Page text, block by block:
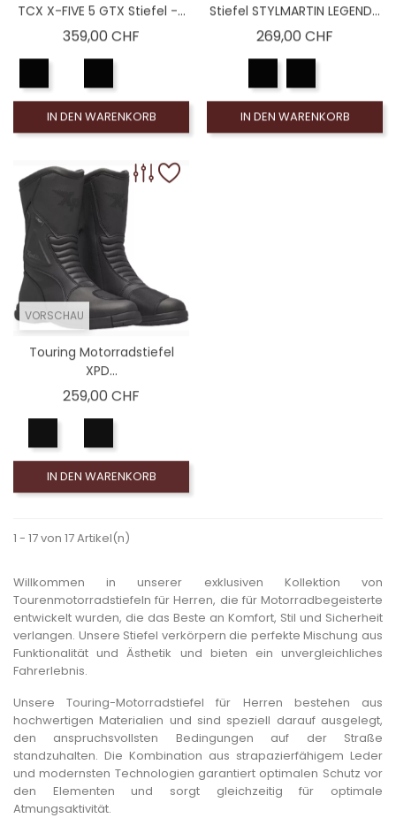
TCX X-FIVE 5 GTX Stiefel -...
359,00 CHF
IN DEN WARENKORB
Stiefel STYLMARTIN LEGEND...
269,00 CHF
IN DEN WARENKORB
VORSCHAU
Touring Motorradstiefel
XPD...
259,00 CHF
IN DEN WARENKORB
1 - 17 von 17 Artikel(n)
Willkommen in unserer exklusiven Kollektion von
Tourenmotorradstiefeln für Herren, die für Motorradbegeisterte
entwickelt wurden, die das Beste an Komfort, Stil und Sicherheit
verlangen. Unsere Stiefel verkörpern die perfekte Mischung aus
Funktionalität und Ästhetik und bieten ein unvergleichliches
Fahrerlebnis.
Unsere Touring-Motorradstiefel für Herren bestehen aus
hochwertigen Materialien und sind speziell darauf ausgelegt,
den anspruchsvollsten Bedingungen auf der Straße
standzuhalten. Die Kombination aus strapazierfähigem Leder
und modernsten Technologien garantiert optimalen Schutz vor
den Elementen und sorgt gleichzeitig für optimale
Atmungsaktivität.